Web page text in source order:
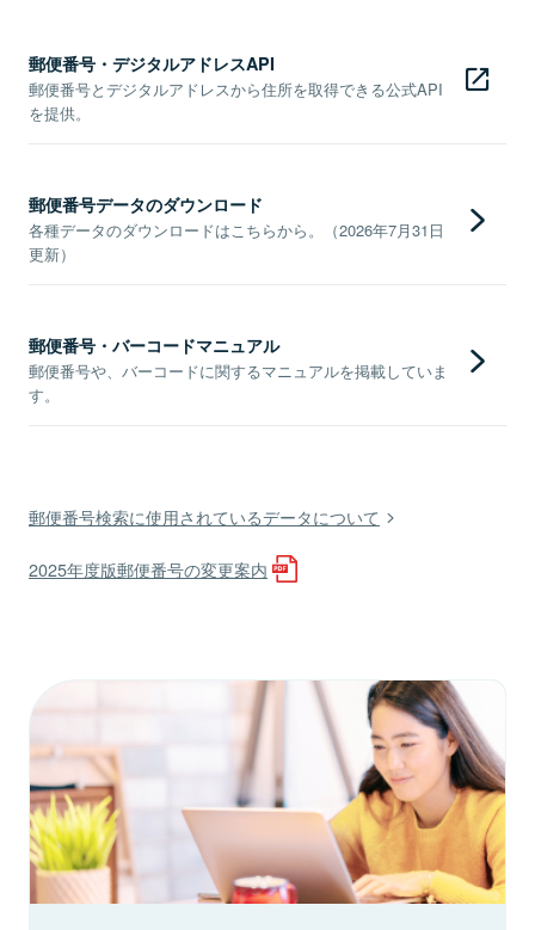
郵便番号・デジタルアドレスAPI
郵便番号とデジタルアドレスから住所を取得できる公式API
を提供。
郵便番号データのダウンロード
各種データのダウンロードはこちらから。（2026年7月31日
更新）
郵便番号・バーコードマニュアル
郵便番号や、バーコードに関するマニュアルを掲載していま
す。
郵便番号検索に使用されているデータについて
2025年度版郵便番号の変更案内